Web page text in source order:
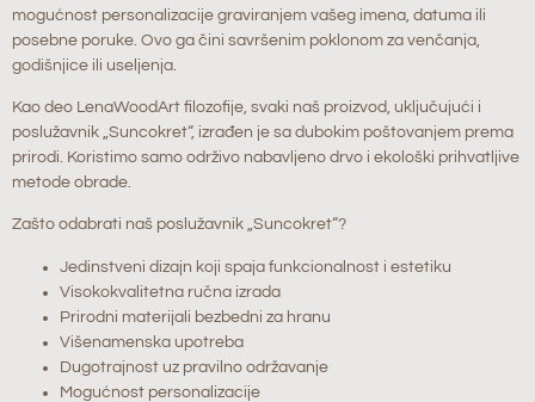
mogućnost personalizacije graviranjem vašeg imena, datuma ili
posebne poruke. Ovo ga čini savršenim poklonom za venčanja,
godišnjice ili useljenja.
Kao deo LenaWoodArt filozofije, svaki naš proizvod, uključujući i
poslužavnik „Suncokret“, izrađen je sa dubokim poštovanjem prema
prirodi. Koristimo samo održivo nabavljeno drvo i ekološki prihvatljive
metode obrade.
Zašto odabrati naš poslužavnik „Suncokret“?
Jedinstveni dizajn koji spaja funkcionalnost i estetiku
Visokokvalitetna ručna izrada
Prirodni materijali bezbedni za hranu
Višenamenska upotreba
Dugotrajnost uz pravilno održavanje
Mogućnost personalizacije